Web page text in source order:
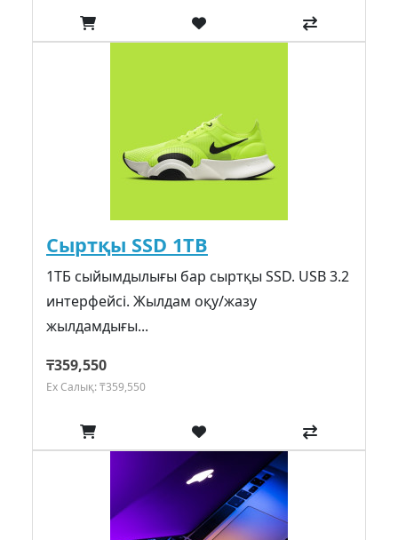
Сыртқы SSD 1TB
1ТБ сыйымдылығы бар сыртқы SSD. USB 3.2
интерфейсі. Жылдам оқу/жазу
жылдамдығы...
₸359,550
Ex Салық: ₸359,550